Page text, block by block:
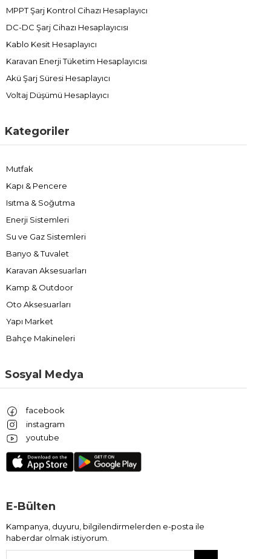
MPPT Şarj Kontrol Cihazı Hesaplayıcı
DC-DC Şarj Cihazı Hesaplayıcısı
Kablo Kesit Hesaplayıcı
Karavan Enerji Tüketim Hesaplayıcısı
Akü Şarj Süresi Hesaplayıcı
Voltaj Düşümü Hesaplayıcı
Kategoriler
Mutfak
Kapı & Pencere
Isıtma & Soğutma
Enerji Sistemleri
Su ve Gaz Sistemleri
Banyo & Tuvalet
Karavan Aksesuarları
Kamp & Outdoor
Oto Aksesuarları
Yapı Market
Bahçe Makineleri
Sosyal Medya
facebook
instagram
youtube
E-Bülten
Kampanya, duyuru, bilgilendirmelerden e-posta ile
haberdar olmak istiyorum.